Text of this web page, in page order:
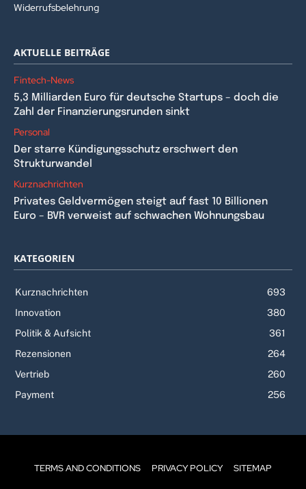
Widerrufsbelehrung
AKTUELLE BEITRÄGE
Fintech-News
5,3 Milliarden Euro für deutsche Startups – doch die
Zahl der Finanzierungsrunden sinkt
Personal
Der starre Kündigungsschutz erschwert den
Strukturwandel
Kurznachrichten
Privates Geldvermögen steigt auf fast 10 Billionen
Euro – BVR verweist auf schwachen Wohnungsbau
KATEGORIEN
Kurznachrichten
693
Innovation
380
Politik & Aufsicht
361
Rezensionen
264
Vertrieb
260
Payment
256
TERMS AND CONDITIONS PRIVACY POLICY SITEMAP